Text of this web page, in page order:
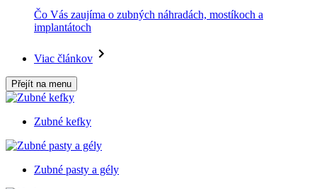
Čo Vás zaujíma o zubných náhradách, mostíkoch a
implantátoch
Viac článkov
Přejít na menu
Zubné kefky
Zubné pasty a gély